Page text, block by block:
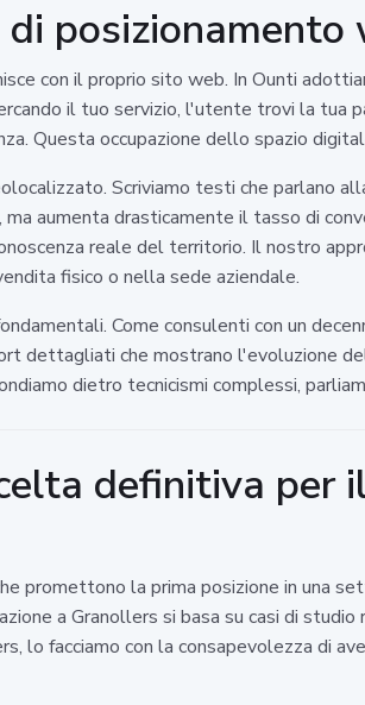
posizionamento
con il proprio sito web. In Ounti
il tuo servizio, l'utente trovi la tua
Questa occupazione dello spazio
Scriviamo testi che parlano
ma aumenta drasticamente il tasso di
reale del territorio. Il nostro
fisico o nella sede aziendale.
Come consulenti con un
dettagliati che mostrano l'evoluzione
dietro tecnicismi complessi,
definitiva per
promettono la prima posizione in una
a Granollers si basa su casi di
lo facciamo con la consapevolezza di